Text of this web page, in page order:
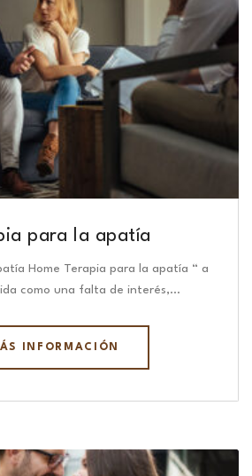
para la apatía
Home Terapia para la apatía “ a
como una falta de interés,…
INFORMACIÓN